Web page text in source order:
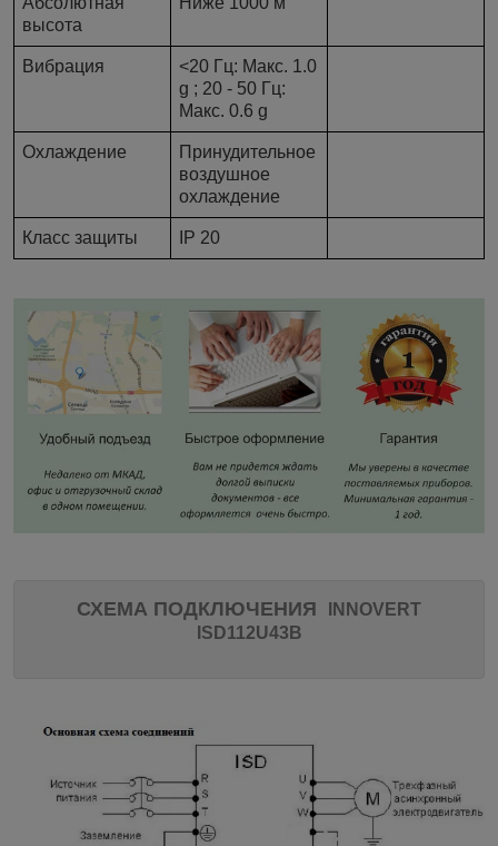
высота
Вибрация
<20 Гц: Макс. 1.0
g ; 20 - 50 Гц:
Макс. 0.6 g
Охлаждение
Принудительное
воздушное
охлаждение
Класс защиты IP 20
СХЕМА ПОДКЛЮЧЕНИЯ
INNOVERT
ISD112U43B